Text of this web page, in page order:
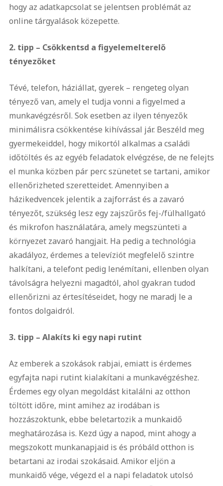
hogy az adatkapcsolat se jelentsen problémát az
online tárgyalások közepette.
2. tipp – Csökkentsd a figyelemelterelő
tényezőket
Tévé, telefon, háziállat, gyerek – rengeteg olyan
tényező van, amely el tudja vonni a figyelmed a
munkavégzésről. Sok esetben az ilyen tényezők
minimálisra csökkentése kihívással jár. Beszéld meg
gyermekeiddel, hogy mikortól alkalmas a családi
időtöltés és az egyéb feladatok elvégzése, de ne felejts
el munka közben pár perc szünetet se tartani, amikor
ellenőrizheted szeretteidet. Amennyiben a
házikedvencek jelentik a zajforrást és a zavaró
tényezőt, szükség lesz egy zajszűrős fej-/fülhallgató
és mikrofon használatára, amely megszünteti a
környezet zavaró hangjait. Ha pedig a technológia
akadályoz, érdemes a televíziót megfelelő szintre
halkítani, a telefont pedig lenémítani, ellenben olyan
távolságra helyezni magadtól, ahol gyakran tudod
ellenőrizni az értesítéseidet, hogy ne maradj le a
fontos dolgaidról.
3. tipp – Alakíts ki egy napi rutint
Az emberek a szokások rabjai, emiatt is érdemes
egyfajta napi rutint kialakítani a munkavégzéshez.
Érdemes egy olyan megoldást kitalálni az otthon
töltött időre, mint amihez az irodában is
hozzászoktunk, ebbe beletartozik a munkaidő
meghatározása is. Kezd úgy a napod, mint ahogy a
megszokott munkanapjaid is és próbáld otthon is
betartani az irodai szokásaid. Amikor eljön a
munkaidő vége, végezd el a napi feladatok utolsó